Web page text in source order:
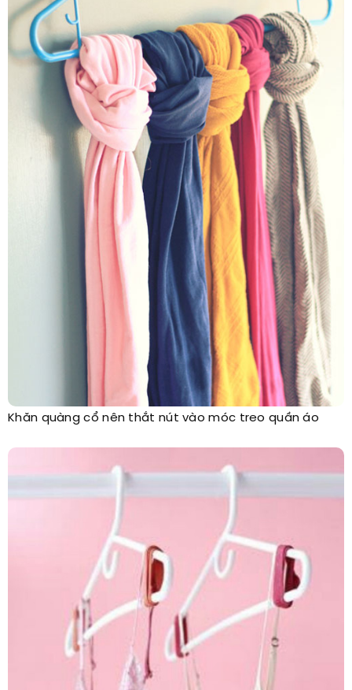
Khăn quàng cổ nên thắt nút vào móc treo quần áo